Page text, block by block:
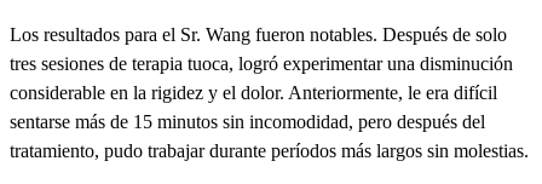
Los resultados para el Sr. Wang fueron notables. Después de solo
tres sesiones de terapia tuoca, logró experimentar una disminución
considerable en la rigidez y el dolor. Anteriormente, le era difícil
sentarse más de 15 minutos sin incomodidad, pero después del
tratamiento, pudo trabajar durante períodos más largos sin molestias.